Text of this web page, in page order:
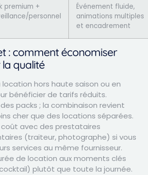
premium +
personnel
Événement fluide,
animations multiples
et encadrement
: comment économiser
qualité
location hors haute saison ou en
bénéficier de tarifs réduits.
packs ; la combinaison revient
cher que des locations séparées.
avec des prestataires
(traiteur, photographe) si vous
services au même fournisseur.
de location aux moments clés
plutôt que toute la journée.